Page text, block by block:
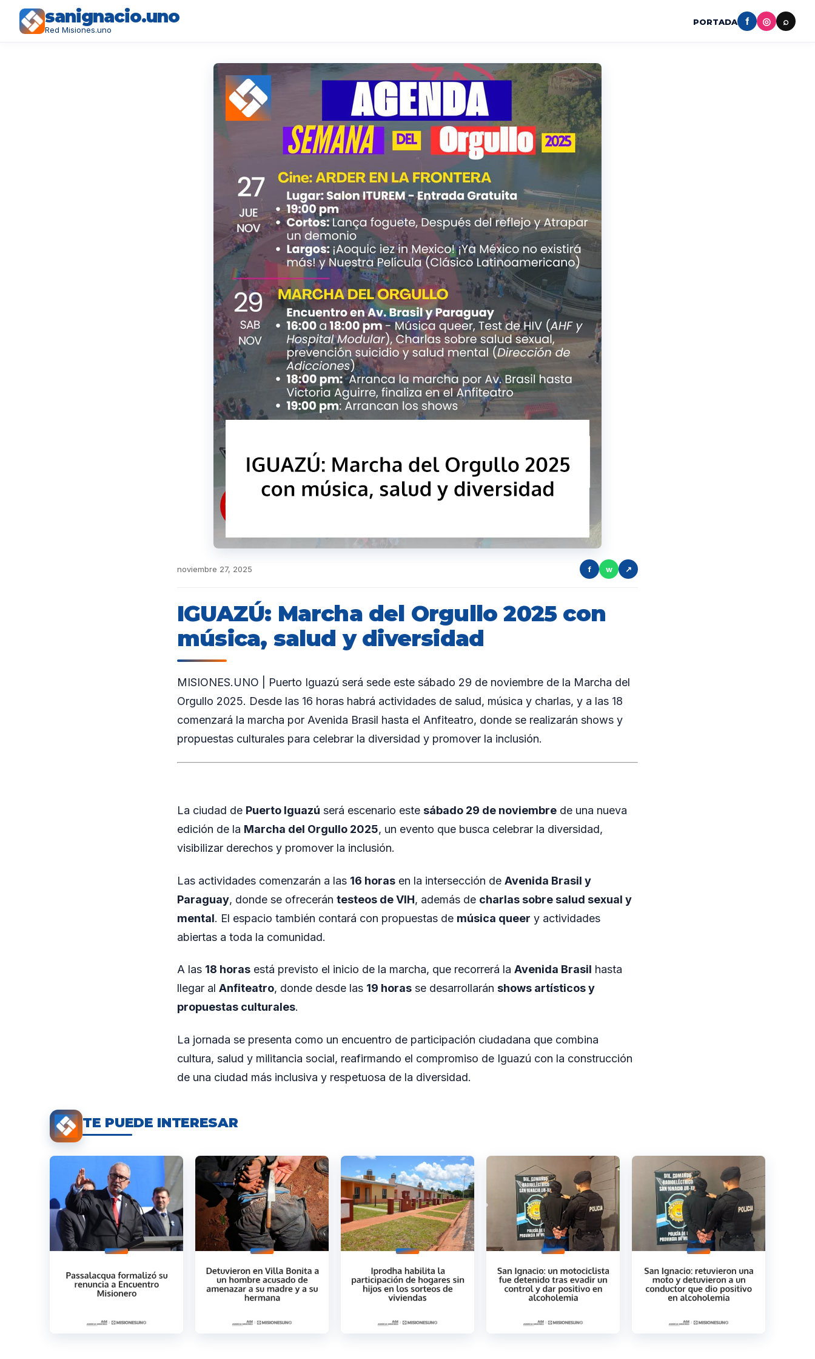
sanignacio.uno
Red Misiones.uno
PORTADA f ◎ ⌕
noviembre 27, 2025 f w ↗
IGUAZÚ: Marcha del Orgullo 2025 con
música, salud y diversidad
MISIONES.UNO | Puerto Iguazú será sede este sábado 29 de noviembre de la Marcha del
Orgullo 2025. Desde las 16 horas habrá actividades de salud, música y charlas, y a las 18
comenzará la marcha por Avenida Brasil hasta el Anfiteatro, donde se realizarán shows y
propuestas culturales para celebrar la diversidad y promover la inclusión.
La ciudad de Puerto Iguazú será escenario este sábado 29 de noviembre de una nueva
edición de la Marcha del Orgullo 2025, un evento que busca celebrar la diversidad,
visibilizar derechos y promover la inclusión.
Las actividades comenzarán a las 16 horas en la intersección de Avenida Brasil y
Paraguay, donde se ofrecerán testeos de VIH, además de charlas sobre salud sexual y
mental. El espacio también contará con propuestas de música queer y actividades
abiertas a toda la comunidad.
A las 18 horas está previsto el inicio de la marcha, que recorrerá la Avenida Brasil hasta
llegar al Anfiteatro, donde desde las 19 horas se desarrollarán shows artísticos y
propuestas culturales.
La jornada se presenta como un encuentro de participación ciudadana que combina
cultura, salud y militancia social, reafirmando el compromiso de Iguazú con la construcción
de una ciudad más inclusiva y respetuosa de la diversidad.
TE PUEDE INTERESAR